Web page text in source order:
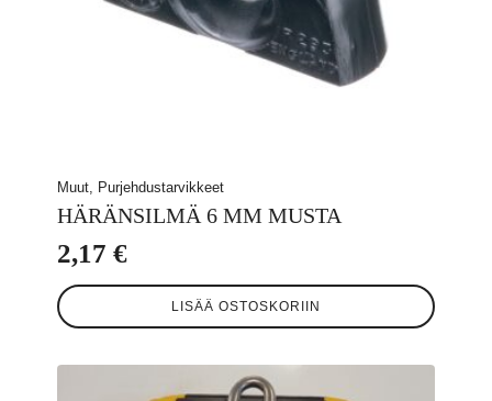
Muut, Purjehdustarvikkeet
HÄRÄNSILMÄ 6 MM MUSTA
2,17 €
LISÄÄ OSTOSKORIIN